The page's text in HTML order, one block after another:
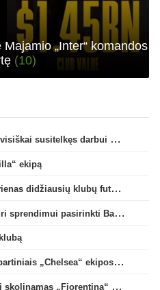
„Inter“ komandos
(10)
L. Puccinelli: „P. Hojbergas yra visiškai susitelkęs darbui Marselyje“
ekipą
M. Palestra: „Man „Chelsea“ – vienas didžiausių klubų futbole“
Paaiškėjo, kas turėjo įtakos Rodri sprendimui pasirinkti Barselonos pusę
X. Alonso: „Esu patenkintas dabartiniais „Chelsea“ ekipos vartininkais“
F. Mastanuono oficialiai sezonui skolinamas „Fiorentina“ ekipai